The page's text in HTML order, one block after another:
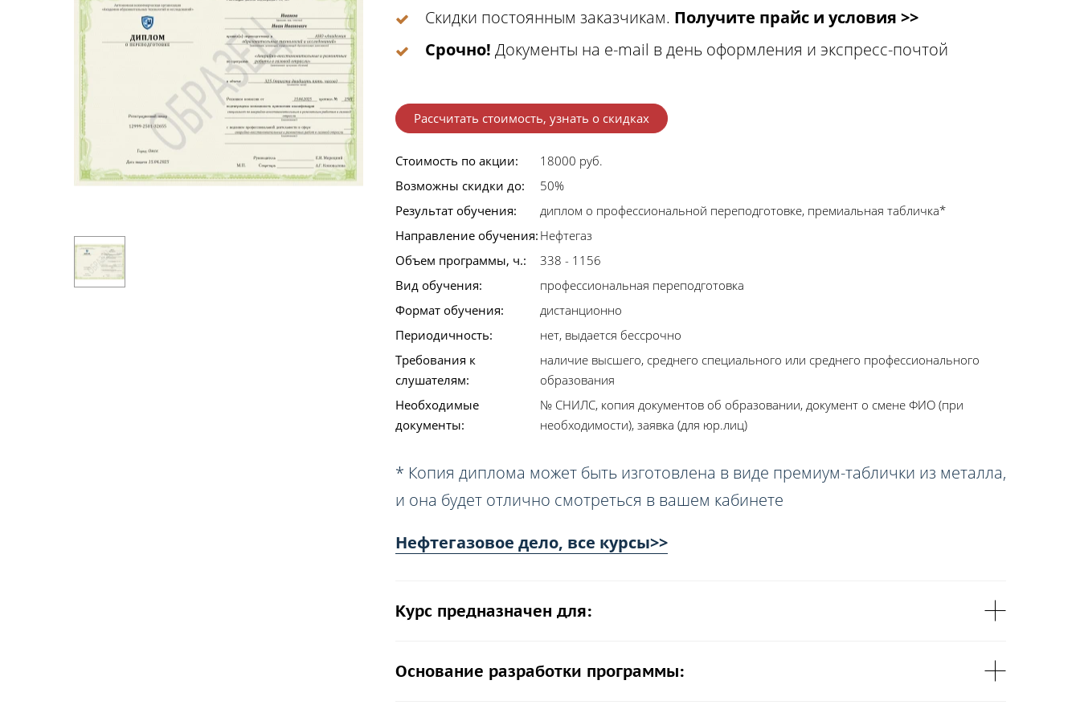
Скидки постоянным заказчикам. Получите прайс и условия >>
Срочно! Документы на e-mail в день оформления и экспресс-почтой
Рассчитать стоимость, узнать о скидках
Стоимость по акции:
18000 руб.
Возможны скидки до:
50%
Результат обучения:
диплом о профессиональной переподготовке, премиальная табличка*
Направление обучения: Нефтегаз
Объем программы, ч.:
338 - 1156
Вид обучения:
профессиональная переподготовка
Формат обучения:
дистанционно
Периодичность:
нет, выдается бессрочно
Требования к
слушателям:
наличие высшего, среднего специального или среднего профессионального
образования
Необходимые
документы:
№ СНИЛС, копия документов об образовании, документ о смене ФИО (при
необходимости), заявка (для юр.лиц)
* Копия диплома может быть изготовлена в виде премиум-таблички из металла,
и она будет отлично смотреться в вашем кабинете
Нефтегазовое дело, все курсы>>
Курс предназначен для:
Основание разработки программы: